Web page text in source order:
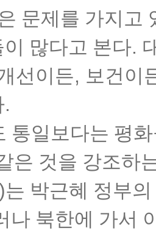
문제를 가지고
많다고 본다.
선이든, 보건이
.
통일보다는 평
은 것을 강조하
는 박근혜 정부
나 북한에 가서